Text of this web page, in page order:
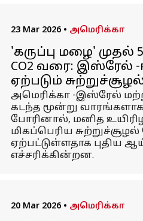
23 Mar 2026 • அமெரிக்கா
'கருப்பு மழை' முதல்
CO2 வரை: இஸ்ரேல்
ஏற்படும் சுற்றுச்சூழல்
அமெரிக்கா -இஸ்ரேல்
கடந்த மூன்று வாரங்களாக
போரினால், மனித
மிகப்பெரிய சுற்றுச்சூழல்
ஏற்பட்டுள்ளதாக புதிய
எச்சரிக்கின்றன.
20 Mar 2026 • அமெரிக்கா